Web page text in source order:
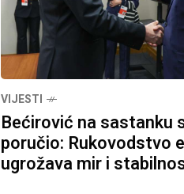
VIJESTI
Bećirović na sastanku
poručio: Rukovodstvo
ugrožava mir i